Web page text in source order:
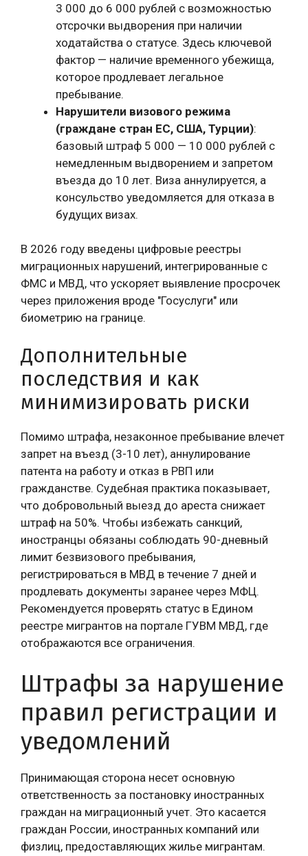
3 000 до 6 000 рублей с возможностью
отсрочки выдворения при наличии
ходатайства о статусе. Здесь ключевой
фактор — наличие временного убежища,
которое продлевает легальное
пребывание.
Нарушители визового режима
(граждане стран ЕС, США, Турции):
базовый штраф 5 000 — 10 000 рублей с
немедленным выдворением и запретом
въезда до 10 лет. Виза аннулируется, а
консульство уведомляется для отказа в
будущих визах.
В 2026 году введены цифровые реестры
миграционных нарушений, интегрированные с
ФМС и МВД, что ускоряет выявление просрочек
через приложения вроде "Госуслуги" или
биометрию на границе.
Дополнительные
последствия и как
минимизировать риски
Помимо штрафа, незаконное пребывание влечет
запрет на въезд (3-10 лет), аннулирование
патента на работу и отказ в РВП или
гражданстве. Судебная практика показывает,
что добровольный выезд до ареста снижает
штраф на 50%. Чтобы избежать санкций,
иностранцы обязаны соблюдать 90-дневный
лимит безвизового пребывания,
регистрироваться в МВД в течение 7 дней и
продлевать документы заранее через МФЦ.
Рекомендуется проверять статус в Едином
реестре мигрантов на портале ГУВМ МВД, где
отображаются все ограничения.
Штрафы за нарушение
правил регистрации и
уведомлений
Принимающая сторона несет основную
ответственность за постановку иностранных
граждан на миграционный учет. Это касается
граждан России, иностранных компаний или
физлиц, предоставляющих жилье мигрантам.